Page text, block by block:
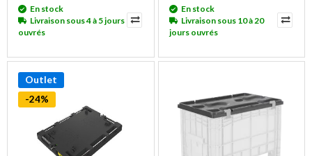
En stock
Livraison sous 4 à 5 jours
ouvrés
En stock
Livraison sous 10 à 20
jours ouvrés
Outlet
-24%